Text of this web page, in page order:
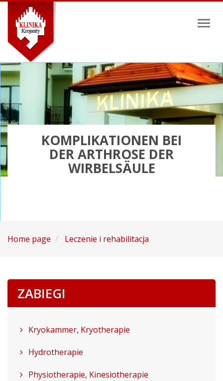
Toggle
KOMPLIKATIONEN BEI
DER ARTHROSE DER
WIRBELSÄULE
Home page Leczenie i rehabilitacja
ZABIEGI
Kryokammer, Kryotherapie
Hydrotherapie
Physiotherapie, Kinesiotherapie